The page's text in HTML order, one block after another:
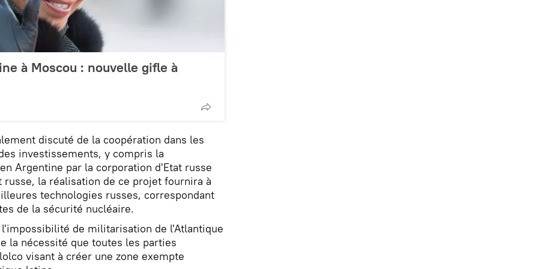
à Moscou : nouvelle gifle à
discuté de la coopération dans les
investissements, y compris la
Argentine par la corporation d'Etat russe
russe, la réalisation de ce projet fournira à
technologies russes, correspondant
de la sécurité nucléaire.
de militarisation de l'Atlantique
la nécessité que toutes les parties
visant à créer une zone exempte